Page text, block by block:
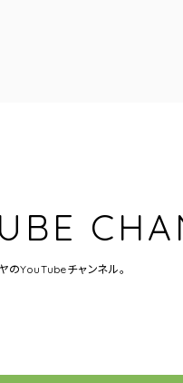
のYouTubeチャンネル。